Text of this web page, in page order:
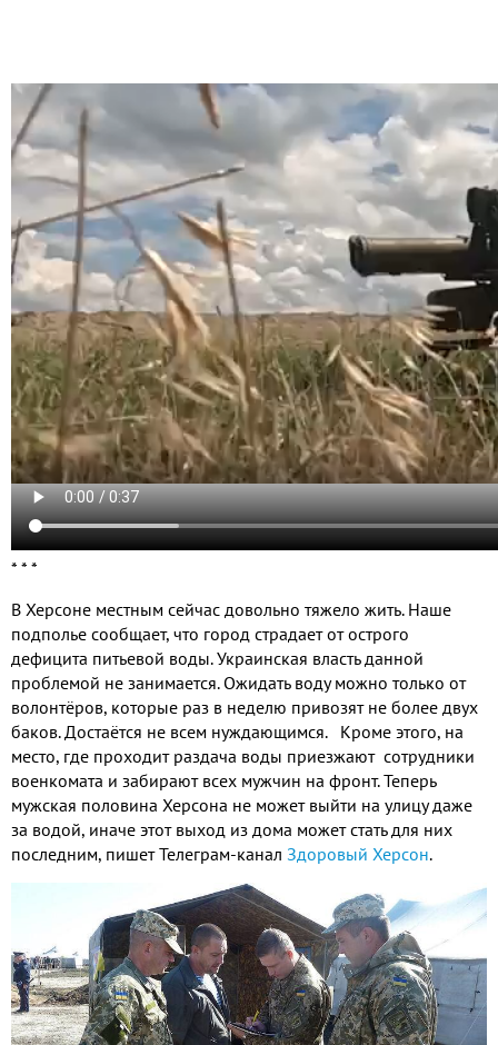
* * *
В Херсоне местным сейчас довольно тяжело жить. Наше
подполье сообщает, что город страдает от острого
дефицита питьевой воды.Украинская власть данной
проблемой не занимается.Ожидать воду можно только от
волонтёров, которые раз в неделю привозят не более двух
баков. Достаётся не всем нуждающимся. Кроме этого, на
место, где проходит раздача воды приезжают сотрудники
военкомата и забирают всех мужчин на фронт.Теперь
мужская половина Херсона не может выйти на улицу даже
за водой, иначе этот выход из дома может стать для них
последним, пишет Телеграм-канал Здоровый Херсон.